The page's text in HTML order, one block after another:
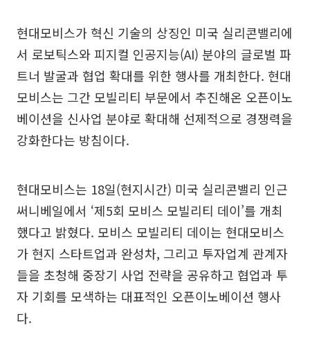
현대모비스가 혁신 기술의 상징인 미국 실리콘밸리에
서 로보틱스와 피지컬 인공지능(AI) 분야의 글로벌 파
트너 발굴과 협업 확대를 위한 행사를 개최한다. 현대
모비스는 그간 모빌리티 부문에서 추진해온 오픈이노
베이션을 신사업 분야로 확대해 선제적으로 경쟁력을
강화한다는 방침이다.
현대모비스는 18일(현지시간) 미국 실리콘밸리 인근
써니베일에서 ‘제5회 모비스 모빌리티 데이’를 개최
했다고 밝혔다. 모비스 모빌리티 데이는 현대모비스
가 현지 스타트업과 완성차, 그리고 투자업계 관계자
들을 초청해 중장기 사업 전략을 공유하고 협업과 투
자 기회를 모색하는 대표적인 오픈이노베이션 행사
다.